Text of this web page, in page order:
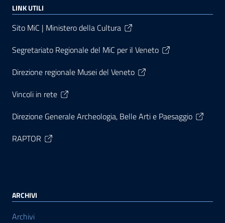
LINK UTILI
Sito MiC | Ministero della Cultura
Segretariato Regionale del MiC per il Veneto
Direzione regionale Musei del Veneto
Vincoli in rete
Direzione Generale Archeologia, Belle Arti e Paesaggio
RAPTOR
ARCHIVI
Archivi